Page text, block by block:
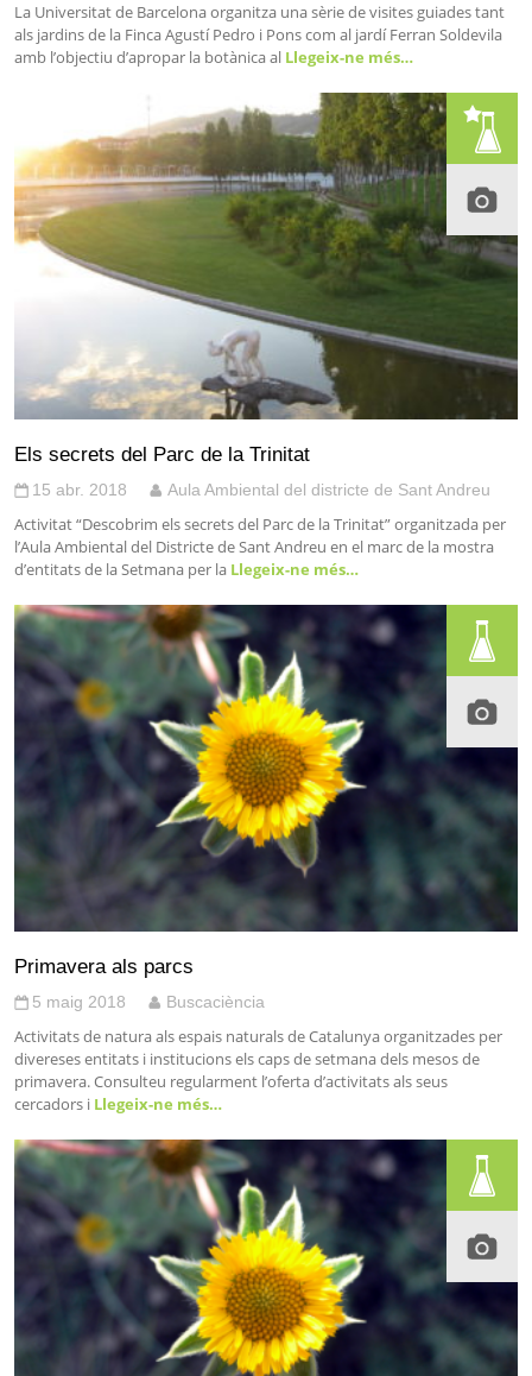
La Universitat de Barcelona organitza una sèrie de visites guiades tant
als jardins de la Finca Agustí Pedro i Pons com al jardí Ferran Soldevila
amb l’objectiu d’apropar la botànica al Llegeix-ne més…
Els secrets del Parc de la Trinitat
15 abr. 2018 Aula Ambiental del districte de Sant Andreu
Activitat “Descobrim els secrets del Parc de la Trinitat” organitzada per
l’Aula Ambiental del Districte de Sant Andreu en el marc de la mostra
d’entitats de la Setmana per la Llegeix-ne més…
Primavera als parcs
5 maig 2018 Buscaciència
Activitats de natura als espais naturals de Catalunya organitzades per
divereses entitats i institucions els caps de setmana dels mesos de
primavera. Consulteu regularment l’oferta d’activitats als seus
cercadors i Llegeix-ne més…